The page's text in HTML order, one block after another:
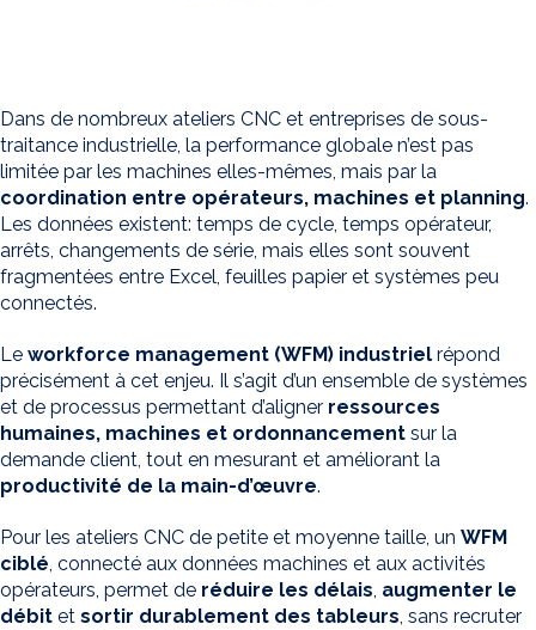
Dans de nombreux ateliers CNC et entreprises de sous-
traitance industrielle, la performance globale n’est pas
limitée par les machines elles-mêmes, mais par la
coordination entre opérateurs, machines et planning.
Les données existent: temps de cycle, temps opérateur,
arrêts, changements de série, mais elles sont souvent
fragmentées entre Excel, feuilles papier et systèmes peu
connectés.
Le workforce management (WFM) industriel répond
précisément à cet enjeu. Il s’agit d’un ensemble de systèmes
et de processus permettant d’aligner ressources
humaines, machines et ordonnancement sur la
demande client, tout en mesurant et améliorant la
productivité de la main-d’œuvre.
Pour les ateliers CNC de petite et moyenne taille, un WFM
ciblé, connecté aux données machines et aux activités
opérateurs, permet de réduire les délais, augmenter le
débit et sortir durablement des tableurs, sans recruter